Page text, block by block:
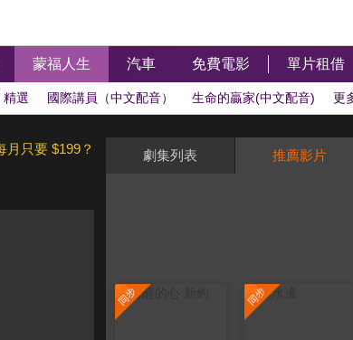
蒙福人生 汽車 免費電影 單片租借
精選 國際講員（中文配音） 生命的贏家(中文配音) 更
月只要 $199？ 劇集列表 推薦影片